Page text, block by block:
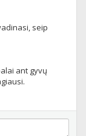
seip
ant gyvų